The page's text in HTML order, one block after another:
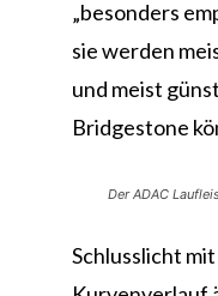
„besonders
sie werden
und meist
Bridgestone
Der ADAC
Schlusslicht